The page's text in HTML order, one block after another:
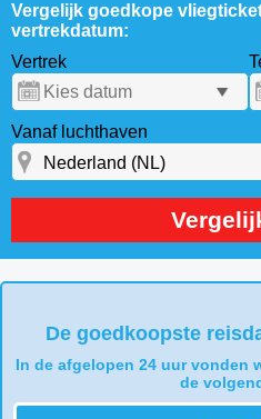
Vergelijk goedkope
vertrekdatum:
Vertrek
Vanaf luchthaven
De goedkoopste
In de afgelopen 24 uur vonden
de